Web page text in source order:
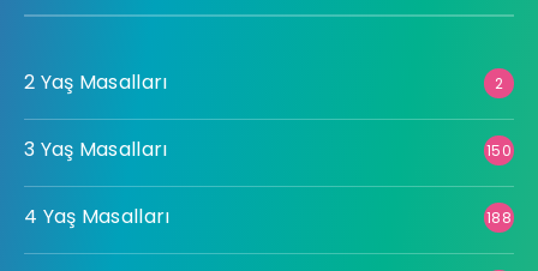
2 Yaş Masalları 2
3 Yaş Masalları 150
4 Yaş Masalları 188